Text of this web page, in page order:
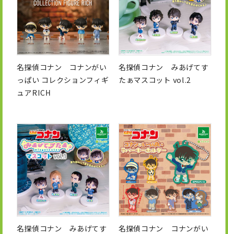
名探偵コナン コナンがい
っぱい コレクションフィギ
ュアRICH
名探偵コナン みあげてす
たぁマスコット vol.2
名探偵コナン みあげてす
名探偵コナン コナンがい